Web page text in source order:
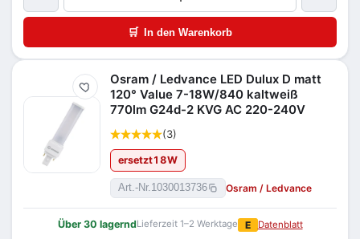
🛒 In den Warenkorb
Merken
Osram / Ledvance LED Dulux D matt
120° Value 7-18W/840 kaltweiß
770lm G24d-2 KVG AC 220-240V
(3)
ersetzt18W
Art.-Nr.1030013736 Osram / Ledvance
Über 30 lagerndLieferzeit 1–2 Werktage E Datenblatt